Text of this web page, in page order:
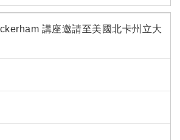
講座邀請至美國北卡州立大